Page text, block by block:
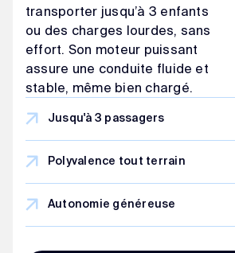
transporter jusqu’à 3 enfants
ou des charges lourdes, sans
effort. Son moteur puissant
assure une conduite fluide et
stable, même bien chargé.
Jusqu'à 3 passagers
Polyvalence tout terrain
Autonomie généreuse